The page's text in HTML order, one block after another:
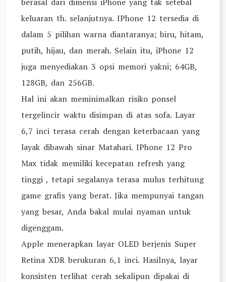
keluaran th. selanjutnya. IPhone 12 tersedia di
dalam 5 pilihan warna diantaranya; biru, hitam,
putih, hijau, dan merah. Selain itu, iPhone 12
juga menyediakan 3 opsi memori yakni; 64GB,
128GB, dan 256GB.
Hal ini akan meminimalkan risiko ponsel
tergelincir waktu disimpan di atas sofa. Layar
6,7 inci terasa cerah dengan keterbacaan yang
layak dibawah sinar Matahari. IPhone 12 Pro
Max tidak memiliki kecepatan refresh yang
tinggi , tetapi segalanya terasa mulus terhitung
game grafis yang berat. Jika mempunyai tangan
yang besar, Anda bakal mulai nyaman untuk
digenggam.
Apple menerapkan layar OLED berjenis Super
Retina XDR berukuran 6,1 inci. Hasilnya, layar
konsisten terlihat cerah sekalipun dipakai di